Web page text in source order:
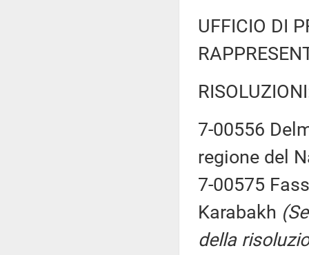
UFFICIO DI
7-00556
regione del
7-00575
Karabakh
della